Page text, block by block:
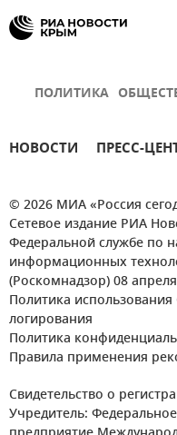
ПОЛИТИКА
НОВОСТИ ПРЕСС-
© 2026 МИА «Россия
Сетевое издание РИА
Федеральной службе по
информационных
(Роскомнадзор) 08
Политика
логирования
Политика
Правила применения
Свидетельство о
Учредитель: